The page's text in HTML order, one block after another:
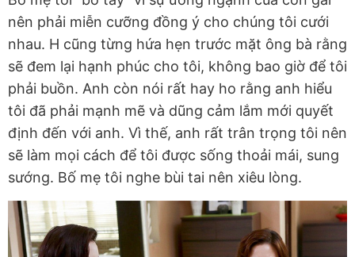
nên phải miễn cưỡng đồng ý cho chúng tôi cưới
nhau. H cũng từng hứa hẹn trước mặt ông bà rằng
sẽ đem lại hạnh phúc cho tôi, không bao giờ để tôi
phải buồn. Anh còn nói rất hay ho rằng anh hiểu
tôi đã phải mạnh mẽ và dũng cảm lắm mới quyết
định đến với anh. Vì thế, anh rất trân trọng tôi nên
sẽ làm mọi cách để tôi được sống thoải mái, sung
sướng. Bố mẹ tôi nghe bùi tai nên xiêu lòng.